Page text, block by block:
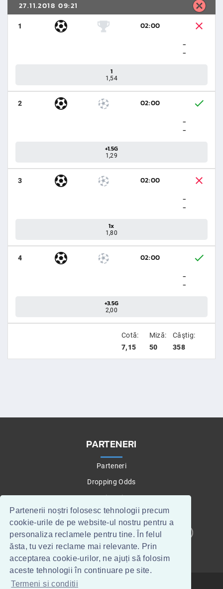
Partenerii noștri folosesc tehnologii precum
cookie-urile de pe website-ul nostru pentru a
personaliza reclamele pentru tine. În felul
ăsta, tu vezi reclame mai relevante. Prin
acceptarea cookie-urilor, ne ajuți să folosim
aceste tehnologii în continuare pe site.
Termeni si conditii
27.11.2018 09:21
1
02:00
-
-
1
1,54
2
02:00
-
-
+1.5G
1,29
3
02:00
-
-
1x
1,80
4
02:00
-
-
+3.5G
2,00
Cotă:
7,15
Miză:
50
Câştig:
358
PARTENERI
Parteneri
Dropping Odds
Betting Tips
CONTACT WEBMASTERI